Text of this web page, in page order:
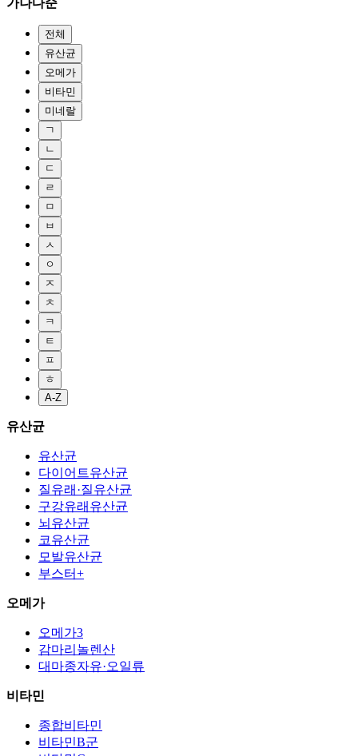
전체
유산균
오메가
비타민
미네랄
ㄱ
ㄴ
ㄷ
ㄹ
ㅁ
ㅂ
ㅅ
ㅇ
ㅈ
ㅊ
ㅋ
ㅌ
ㅍ
ㅎ
A-Z
유산균
유산균
다이어트유산균
질유래·질유산균
구강유래유산균
뇌유산균
코유산균
모발유산균
부스터+
오메가
오메가3
감마리놀렌산
대마종자유·오일류
비타민
종합비타민
비타민B군